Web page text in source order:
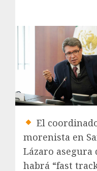
El
morenista en
Lázaro asegura
habrá “fast